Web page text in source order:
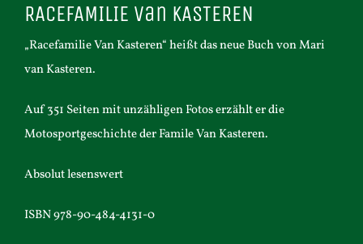
RACEFAMILIE Van KASTEREN
„Racefamilie Van Kasteren“ heißt das neue Buch von Mari
van Kasteren.
Auf 351 Seiten mit unzähligen Fotos erzählt er die
Motosportgeschichte der Famile Van Kasteren.
Absolut lesenswert
ISBN 978-90-484-4131-0